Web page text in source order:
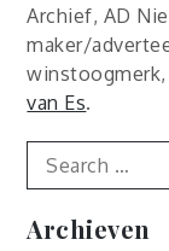
Archief, AD
maker/
van Es.
Search
for:
Archieven